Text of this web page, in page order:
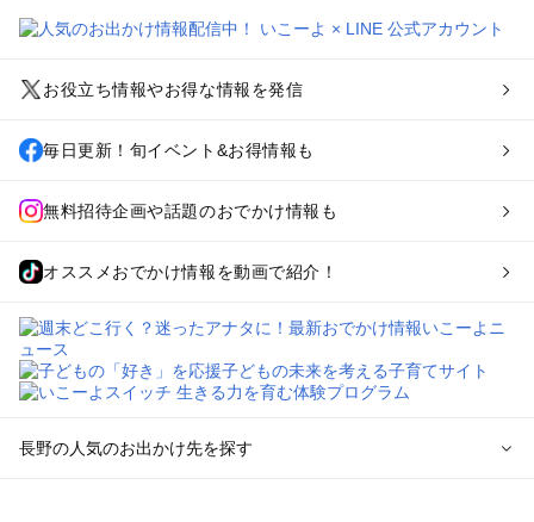
お役立ち情報やお得な情報を発信
毎日更新！旬イベント&お得情報も
無料招待企画や話題のおでかけ情報も
オススメおでかけ情報を動画で紹介！
長野の人気のお出かけ先を探す